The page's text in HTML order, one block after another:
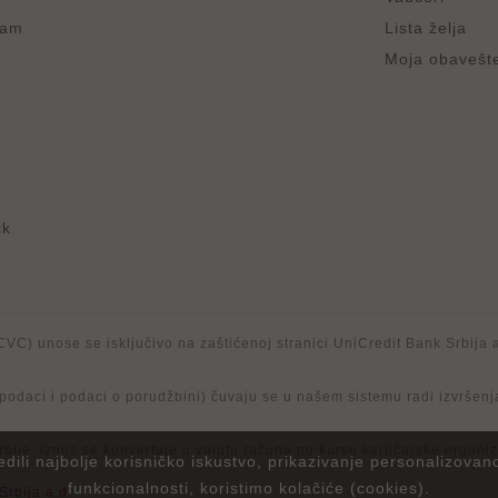
najbolje korisničko iskustvo, prikazivanje
funkcionalnosti, koristimo kolačiće (cookies).
Lista želja
Moja
unose se isključivo na zaštićenoj stranici UniCredit Bank
i podaci o porudžbini) čuvaju se u našem sistemu radi